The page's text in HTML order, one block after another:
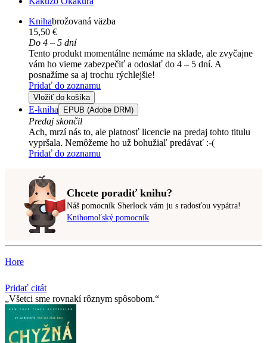
Knihabrožovaná väzba
15,50 €
Do 4 – 5 dní
Tento produkt momentálne nemáme na sklade, ale zvyčajne
vám ho vieme zabezpečiť a odoslať do 4 – 5 dní. A
posnažíme sa aj trochu rýchlejšie!
Pridať do zoznamu
Vložiť do košíka
E-kniha EPUB (Adobe DRM)
Predaj skončil
Ach, mrzí nás to, ale platnosť licencie na predaj tohto titulu
vypršala. Nemôžeme ho už bohužiaľ predávať :-(
Pridať do zoznamu
Chcete poradiť knihu?
Náš pomocník Sherlock vám ju s radosťou vypátra!
Knihomoľský pomocník
Hore
Pridať citát
Všetci sme rovnakí rôznym spôsobom.